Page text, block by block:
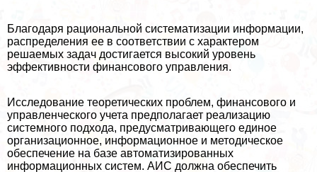
Благодаря рациональной систематизации информации,
распределения ее в соответствии с хаpaктером
решаемых задач достигается высокий уровень
эффективности финансового управления.
Исследование теоретических проблем, финансового и
управленческого учета предполагает реализацию
системного подхода, предусматривающего единое
организационное, информационное и методическое
обеспечение на базе автоматизированных
информационных систем. АИС должна обеспечить